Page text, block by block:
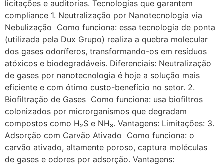
licitações e auditorias. Tecnologias que garantem
compliance 1. Neutralização por Nanotecnologia via
Nebulização Como funciona: essa tecnologia de ponta
(utilizada pela Dux Grupo) realiza a quebra molecular
dos gases odoríferos, transformando-os em resíduos
atóxicos e biodegradáveis. Diferenciais: Neutralização
de gases por nanotecnologia é hoje a solução mais
eficiente e com ótimo custo-benefício no setor. 2.
Biofiltração de Gases Como funciona: usa biofiltros
colonizados por microrganismos que degradam
compostos como H₂S e NH₃. Vantagens: Limitações: 3.
Adsorção com Carvão Ativado Como funciona: o
carvão ativado, altamente poroso, captura moléculas
de gases e odores por adsorção. Vantagens: